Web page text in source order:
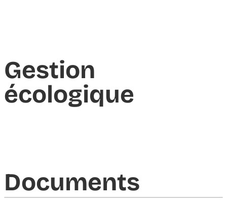
Gestion
écologique
Documents​